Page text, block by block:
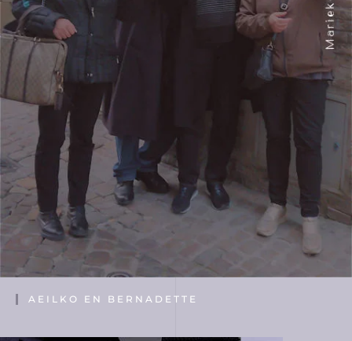
AEILKO EN BERNADETTE